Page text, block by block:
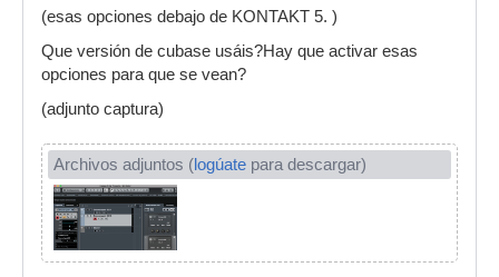
(esas opciones debajo de KONTAKT 5. )
Que versión de cubase usáis?Hay que activar esas
opciones para que se vean?
(adjunto captura)
Archivos adjuntos (logúate para descargar)